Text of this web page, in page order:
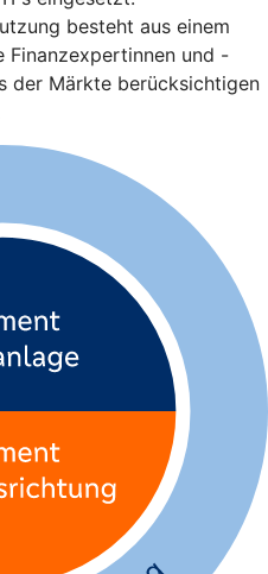
besteht aus einem
Finanzexpertinnen und -
der Märkte berücksichtigen